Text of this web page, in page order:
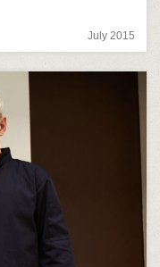
July 2015